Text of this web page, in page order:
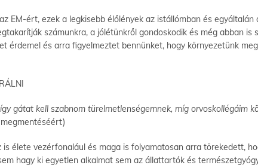
EM-ért, ezek a legkisebb élőlények az istállómban és
számunkra, a jólétünkről gondoskodik és még abban
érdemel és arra figyelmeztet bennünket, hogy környezetünk
gátat kell szabnom türelmetlenségemnek, míg orvoskollégáim
élete vezérfonalául és maga is folyamatosan arra törekedett,
hagy ki egyetlen alkalmat sem az állattartók és